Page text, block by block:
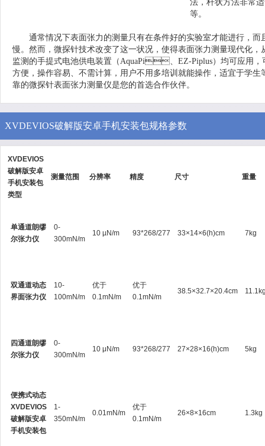
法，杆状方法非常
等。
通常情况下表面张力的测量只有在条件好的实验室才能进行，而且
慢。然而，微探针技术改变了这一状况，使得表面张力测量现代化
监测的手提式电池供电装置（AquaPi、EZ-Piplus）均可应用，可靠
方便，操作容易、不需计算，用户不用多培训就能操作，适宜于学
靠的微探针表面张力测量仪是您的首选合作伙伴。
XVDEVIOS破解版安卓手机安装包规格参数
XVDEVIOS
破解版安卓
手机安装包
类型
测量范围 分辨率 精度 尺寸 重量
单通道朗缪
尔张力仪
0-
300mN/m
10 µN/m 93*268/277 33×14×6(h)cm 7kg
双通道动态
界面张力仪
10-
100mN/m
优于
0.1mN/m
优于
0.1mN/m
38.5×32.7×20.4cm
四通道朗缪
尔张力仪
0-
300mN/m
10 μN/m 93*268/277 27×28×16(h)cm 5kg
便携式动态
XVDEVIOS
破解版安卓
手机安装包
1-
350mN/m
0.01mN/m
优于
0.1mN/m
26×8×16cm 1.3kg